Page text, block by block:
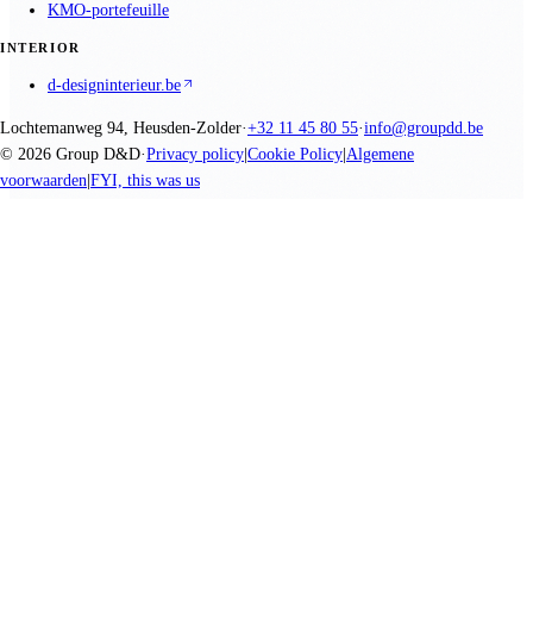
KMO-portefeuille
INTERIOR
d-designinterieur.be
Lochtemanweg 94, Heusden-Zolder·+32 11 45 80 55·info@groupdd.be
© 2026 Group D&D·Privacy policy Cookie Policy Algemene
voorwaarden FYI, this was us